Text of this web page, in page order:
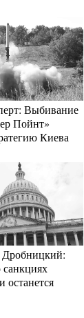
Выбивание
Пойнт»
Киева
санкциях
останется